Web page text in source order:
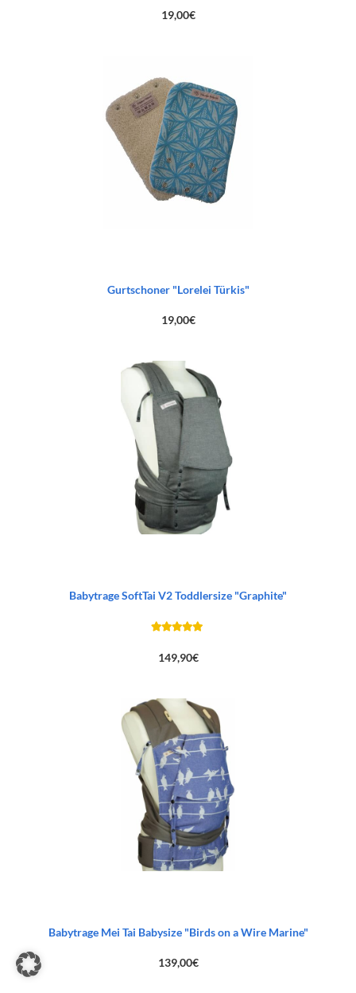
19,00€
Gurtschoner "Lorelei Türkis"
19,00€
Babytrage SoftTai V2 Toddlersize "Graphite"
149,90€
Babytrage Mei Tai Babysize "Birds on a Wire Marine"
139,00€